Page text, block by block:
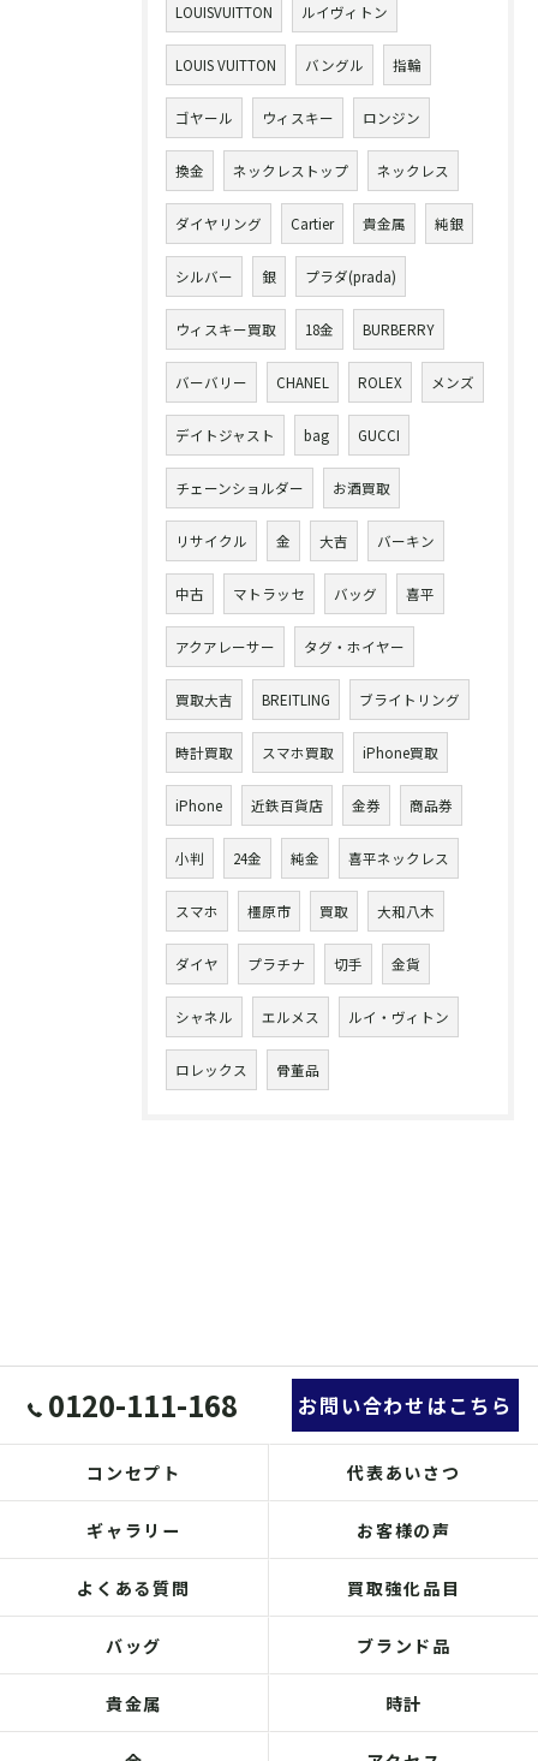
LOUISVUITTON ルイヴィトン
LOUIS VUITTON バングル 指輪
ゴヤール ウィスキー ロンジン
換金 ネックレストップ ネックレス
ダイヤリング Cartier 貴金属 純銀
シルバー 銀 プラダ(prada)
ウィスキー買取 18金 BURBERRY
バーバリー CHANEL ROLEX メンズ
デイトジャスト bag GUCCI
チェーンショルダー お酒買取
リサイクル 金 大吉 バーキン
中古 マトラッセ バッグ 喜平
アクアレーサー タグ・ホイヤー
買取大吉 BREITLING ブライトリング
時計買取 スマホ買取 iPhone買取
iPhone 近鉄百貨店 金券 商品券
小判 24金 純金 喜平ネックレス
スマホ 橿原市 買取 大和八木
ダイヤ プラチナ 切手 金貨
シャネル エルメス ルイ・ヴィトン
ロレックス 骨董品
0120-111-168 お問い合わせはこちら
コンセプト 代表あいさつ
ギャラリー お客様の声
よくある質問 買取強化品目
バッグ ブランド品
貴金属 時計